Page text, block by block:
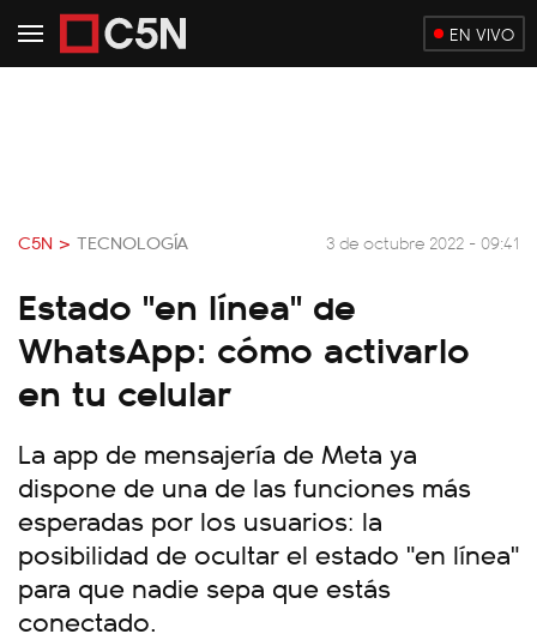
EN VIVO
C5N > TECNOLOGÍA 3 de octubre 2022 - 09:41
Estado "en línea" de
WhatsApp: cómo activarlo
en tu celular
La app de mensajería de Meta ya
dispone de una de las funciones más
esperadas por los usuarios: la
posibilidad de ocultar el estado "en línea"
para que nadie sepa que estás
conectado.